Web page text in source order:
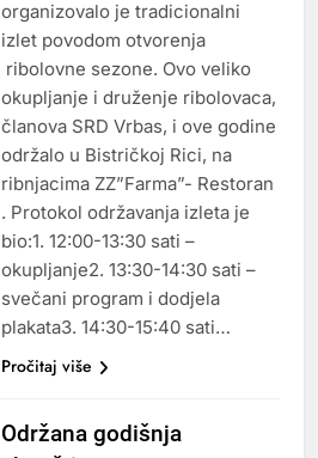
organizovalo je tradicionalni
izlet povodom otvorenja
ribolovne sezone. Ovo veliko
okupljanje i druženje ribolovaca,
članova SRD Vrbas, i ove godine
održalo u Bistričkoj Rici, na
ribnjacima ZZ”Farma”- Restoran
. Protokol održavanja izleta je
bio:1. 12:00-13:30 sati –
okupljanje2. 13:30-14:30 sati –
svečani program i dodjela
plakata3. 14:30-15:40 sati…
Pročitaj više
Održana godišnja